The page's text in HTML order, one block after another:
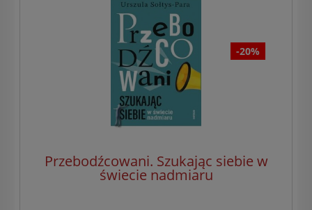
-20%
Przebodźcowani. Szukając siebie w
świecie nadmiaru